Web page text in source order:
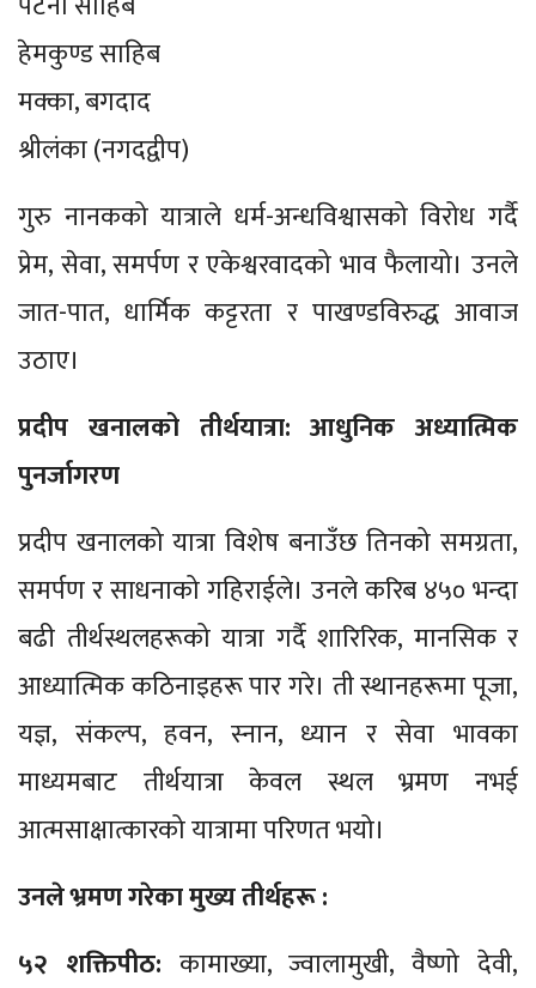
हेमकुण्ड साहिब
मक्का, बगदाद
श्रीलंका (नगदद्वीप)
गुरु नानकको यात्राले धर्म-अन्धविश्वासको विरोध गर्दै
प्रेम, सेवा, समर्पण र एकेश्वरवादको भाव फैलायो। उनले
जात-पात, धार्मिक कट्टरता र पाखण्डविरुद्ध आवाज
उठाए।
प्रदीप खनालको तीर्थयात्रा: आधुनिक अध्यात्मिक
पुनर्जागरण
प्रदीप खनालको यात्रा विशेष बनाउँछ तिनको समग्रता,
समर्पण र साधनाको गहिराईले। उनले करिब ४५० भन्दा
बढी तीर्थस्थलहरूको यात्रा गर्दै शारिरिक, मानसिक र
आध्यात्मिक कठिनाइहरू पार गरे। ती स्थानहरूमा पूजा,
यज्ञ, संकल्प, हवन, स्नान, ध्यान र सेवा भावका
माध्यमबाट तीर्थयात्रा केवल स्थल भ्रमण नभई
आत्मसाक्षात्कारको यात्रामा परिणत भयो।
उनले भ्रमण गरेका मुख्य तीर्थहरू :
५२ शक्तिपीठ: कामाख्या, ज्वालामुखी, वैष्णो देवी,